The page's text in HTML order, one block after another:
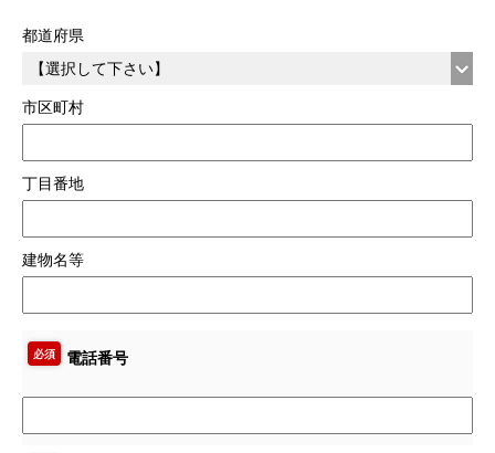
都道府県
市区町村
丁目番地
建物名等
必須 電話番号